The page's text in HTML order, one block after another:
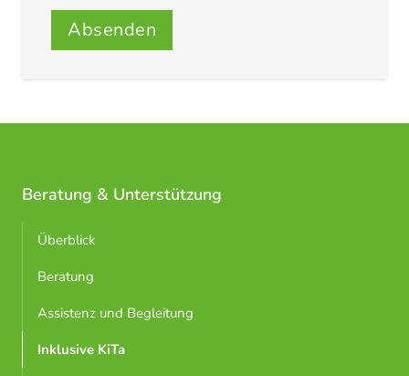
Absenden
Beratung & Unterstützung
Überblick
Beratung
Assistenz und Begleitung
Inklusive KiTa